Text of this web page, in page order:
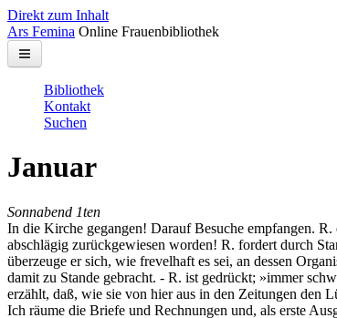
Direkt zum Inhalt
Ars Femina Online Frauenbibliothek
Bibliothek
Kontakt
Suchen
Januar
Sonnabend 1ten
In die Kirche gegangen! Darauf Besuche empfangen.
abschlägig zurückgewiesen worden! R. fordert durch
überzeuge er sich, wie frevelhaft es sei, an dessen
damit zu Stande gebracht. - R. ist gedrückt; »immer
erzählt, daß, wie sie von hier aus in den Zeitungen den
Ich räume die Briefe und Rechnungen und, als erste